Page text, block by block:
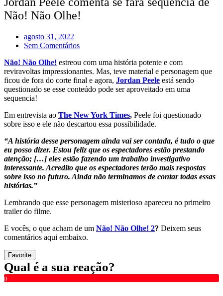
Não! Não Olhe!
agosto 31, 2022
Sem Comentários
Não! Não Olhe! estreou com uma história potente e com
reviravoltas impressionantes. Mas, teve material e personagem que
ficou de fora do corte final e agora, Jordan Peele está sendo
questionado se esse conteúdo pode ser aproveitado em uma
sequencia!
Em entrevista ao The New York Times, Peele foi questionado
sobre isso e ele não descartou essa possibilidade.
“A história desse personagem ainda vai ser contada, é tudo o que
eu posso dizer. Estou feliz que os espectadores estão prestando
atenção; […] eles estão fazendo um trabalho investigativo
interessante. Acredito que os espectadores terão mais respostas
sobre isso no futuro. Ainda não terminamos de contar todas essas
histórias.”
Lembrando que esse personagem misterioso apareceu no primeiro
trailer do filme.
E vocês, o que acham de um Não! Não Olhe! 2? Deixem seus
comentários aqui embaixo.
Favorite
Qual é a sua reação?
0